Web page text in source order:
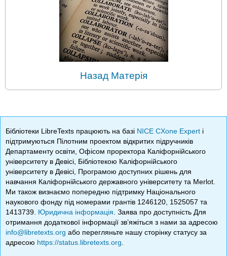
Назад Матерія
Бібліотеки LibreTexts працюють на базі NICE CXone Expert і
підтримуються Пілотним проектом відкритих підручників
Департаменту освіти, Офісом проректора Каліфорнійського
університету в Девісі, Бібліотекою Каліфорнійського
університету в Девісі, Програмою доступних рішень для
навчання Каліфорнійського державного університету та Merlot.
Ми також визнаємо попередню підтримку Національного
наукового фонду під номерами грантів 1246120, 1525057 та
1413739. Юридична інформація . Заява про доступність Для
отримання додаткової інформації зв’яжіться з нами за адресою
info@libretexts.org або перегляньте нашу сторінку статусу за
адресою https://status.libretexts.org